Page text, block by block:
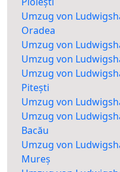
Umzug von
Oradea
Umzug von
Umzug von
Umzug von
Pitești
Umzug von
Umzug von
Bacău
Umzug von
Mureș